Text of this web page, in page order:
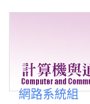
網路系統組